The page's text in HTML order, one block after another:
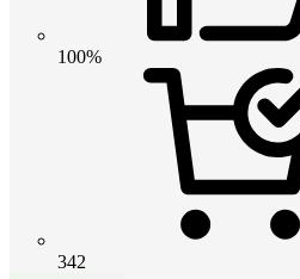
100%
342